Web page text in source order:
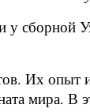
сборной
Их
мира.